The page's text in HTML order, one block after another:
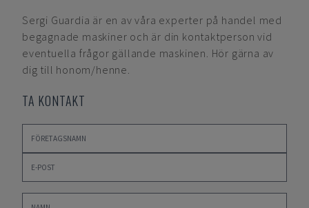
Sergi Guardia är en av våra experter på handel med
begagnade maskiner och är din kontaktperson vid
eventuella frågor gällande maskinen. Hör gärna av
dig till honom/henne.
TA KONTAKT